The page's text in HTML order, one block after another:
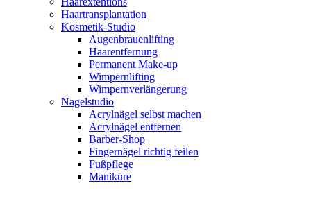
Haartransplantation
Kosmetik-Studio
Augenbrauenlifting
Haarentfernung
Permanent Make-up
Wimpernlifting
Wimpernverlängerung
Nagelstudio
Acrylnägel selbst machen
Acrylnägel entfernen
Barber-Shop
Fingernägel richtig feilen
Fußpflege
Maniküre